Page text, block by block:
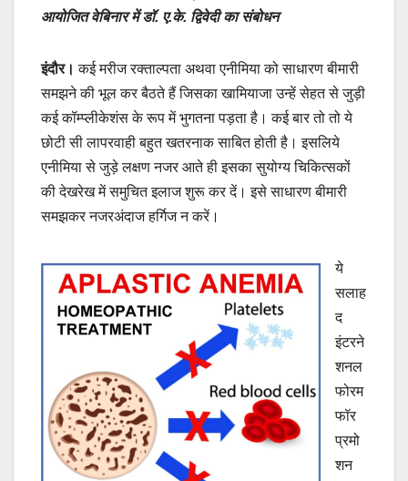
आयोजित वेबिनार में डॉ. ए.के. द्विवेदी का संबोधन
इंदौर।कई मरीज रक्ताल्पता अथवा एनीमिया को साधारण बीमारी
समझने की भूल कर बैठते हैं जिसका खामियाजा उन्हें सेहत से जुड़ी
कई कॉम्प्लीकेशंस के रूप में भुगतना पड़ता है। कई बार तो तो ये
छोटी सी लापरवाही बहुत खतरनाक साबित होती है। इसलिये
एनीमिया से जुड़े लक्षण नजर आते ही इसका सुयोग्य चिकित्सकों
की देखरेख में समुचित इलाज शुरू कर दें। इसे साधारण बीमारी
समझकर नजरअंदाज हर्गिज न करें।
ये
सलाह
द
इंटरने
शनल
फोरम
फॉर
प्रमो
शन